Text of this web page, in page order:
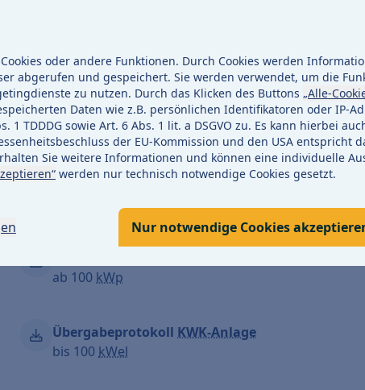
oder andere Funktionen. Durch Cookies werden
abgerufen und gespeichert. Sie werden verwendet, um die
zu nutzen. Durch das Klicken des Buttons „Alle-
Daten wie z.B. persönlichen Identifikatoren oder IP-
1 TDDDG sowie Art. 6 Abs. 1 lit. a DSGVO zu. Es kann hierbei
der EU-Kommission und den USA entspricht
Sie weitere Informationen und können eine individuelle
werden nur technisch notwendige Cookies gesetzt.
Nur notwendige Cookies
Umfirmierung der Gesellschaft / Fusionierung
Übergabeprotokoll EEG-Anlagen
ab 100 kWp
Übergabeprotokoll KWK-Anlage
bis 100 kWel